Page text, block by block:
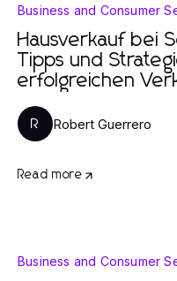
Business and Consumer
Hausverkauf bei
Tipps und
erfolgreichen
R Robert Guerrero
Read more
Business and Consumer